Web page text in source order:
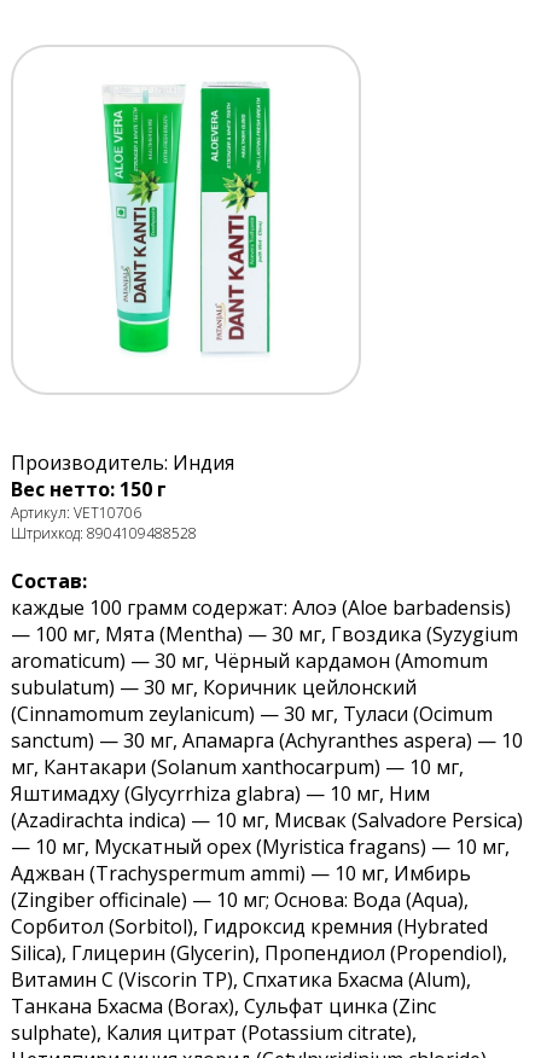
Производитель: Индия
Вес нетто: 150 г
Артикул: VET10706
Штрихкод: 8904109488528
Состав:
каждые 100 грамм содержат: Алоэ (Aloe barbadensis)
— 100 мг, Мята (Mentha) — 30 мг, Гвоздика (Syzygium
aromaticum) — 30 мг, Чёрный кардамон (Amomum
subulatum) — 30 мг, Коричник цейлонский
(Cinnamomum zeylanicum) — 30 мг, Туласи (Ocimum
sanctum) — 30 мг, Апамарга (Achyranthes aspera) — 10
мг, Кантакари (Solanum xanthocarpum) — 10 мг,
Яштимадху (Glycyrrhiza glabra) — 10 мг, Ним
(Azadirachta indica) — 10 мг, Мисвак (Salvadore Persica)
— 10 мг, Мускатный орех (Myristica fragans) — 10 мг,
Аджван (Trachyspermum ammi) — 10 мг, Имбирь
(Zingiber officinale) — 10 мг; Основа: Вода (Aqua),
Сорбитол (Sorbitol), Гидроксид кремния (Hybrated
Silica), Глицерин (Glycerin), Пропендиол (Propendiol),
Витамин С (Viscorin TP), Спхатика Бхасма (Alum),
Танкана Бхасма (Borax), Сульфат цинка (Zinc
sulphate), Калия цитрат (Potassium citrate),